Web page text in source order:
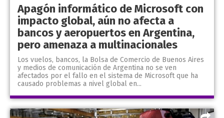
Apagón informático de Microsoft con
impacto global, aún no afecta a
bancos y aeropuertos en Argentina,
pero amenaza a multinacionales
Los vuelos, bancos, la Bolsa de Comercio de Buenos Aires
y medios de comunicación de Argentina no se ven
afectados por el fallo en el sistema de Microsoft que ha
causado problemas a nivel global en...